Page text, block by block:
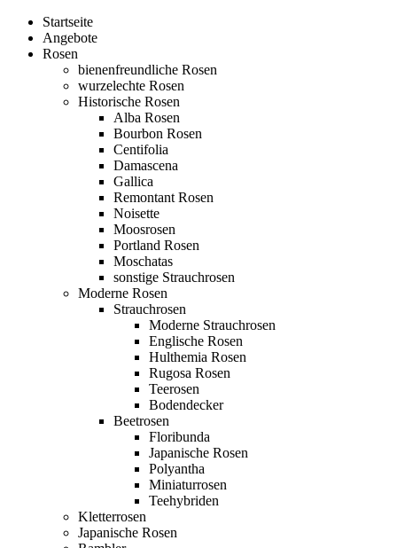
Startseite
Angebote
Rosen
bienenfreundliche Rosen
wurzelechte Rosen
Historische Rosen
Alba Rosen
Bourbon Rosen
Centifolia
Damascena
Gallica
Remontant Rosen
Noisette
Moosrosen
Portland Rosen
Moschatas
sonstige Strauchrosen
Moderne Rosen
Strauchrosen
Moderne Strauchrosen
Englische Rosen
Hulthemia Rosen
Rugosa Rosen
Teerosen
Bodendecker
Beetrosen
Floribunda
Japanische Rosen
Polyantha
Miniaturrosen
Teehybriden
Kletterrosen
Japanische Rosen